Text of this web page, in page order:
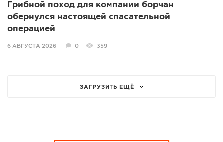
Грибной поход для компании борчан
обернулся настоящей спасательной
операцией
6 АВГУСТА 2026 0 359
ЗАГРУЗИТЬ ЕЩЁ